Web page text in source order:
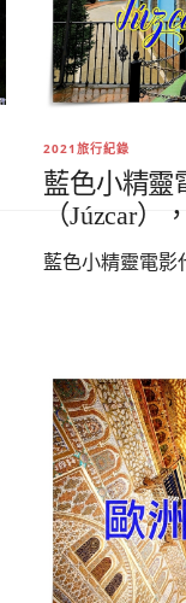
2021旅行紀錄
藍色小精靈
（Júzcar
藍色小精靈電影